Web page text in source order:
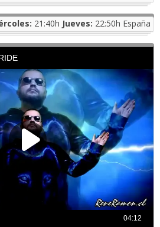
21:40h Jueves: 22:50h España